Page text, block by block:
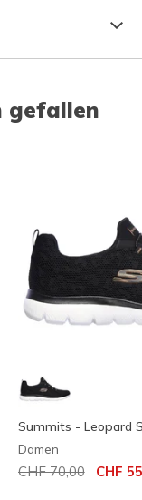
gefallen
Summits - Leopard
Damen
Reduziert von
CHF 70,00aufCHF